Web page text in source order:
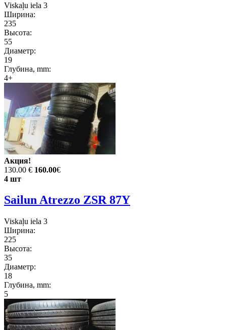
Viskaļu iela 3
Ширина:
235
Высота:
55
Диаметр:
19
Глубина, mm:
4+
Акция!
130.00 € 160.00€
4 шт
Sailun Atrezzo ZSR 87Y
Viskaļu iela 3
Ширина:
225
Высота:
35
Диаметр:
18
Глубина, mm:
5